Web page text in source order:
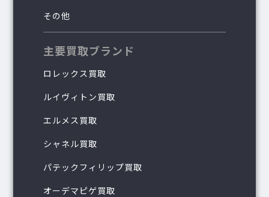
その他
主要買取ブランド
ロレックス買取
ルイヴィトン買取
エルメス買取
シャネル買取
パテックフィリップ買取
オーデマピゲ買取